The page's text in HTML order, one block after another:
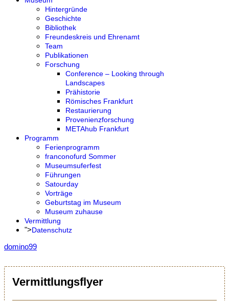
Hintergründe
Geschichte
Bibliothek
Freundeskreis und Ehrenamt
Team
Publikationen
Forschung
Conference – Looking through
Landscapes
Prähistorie
Römisches Frankfurt
Restaurierung
Provenienzforschung
METAhub Frankfurt
Programm
Ferienprogramm
franconofurd Sommer
Museumsuferfest
Führungen
Satourday
Vorträge
Geburtstag im Museum
Museum zuhause
Vermittlung
">Datenschutz
domino99
Vermittlungsflyer